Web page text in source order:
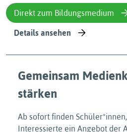
Direkt zum Bildungsmedium
Details ansehen
Gemeinsam
stärken
Ab sofort finden
Interessierte ein Angebot der